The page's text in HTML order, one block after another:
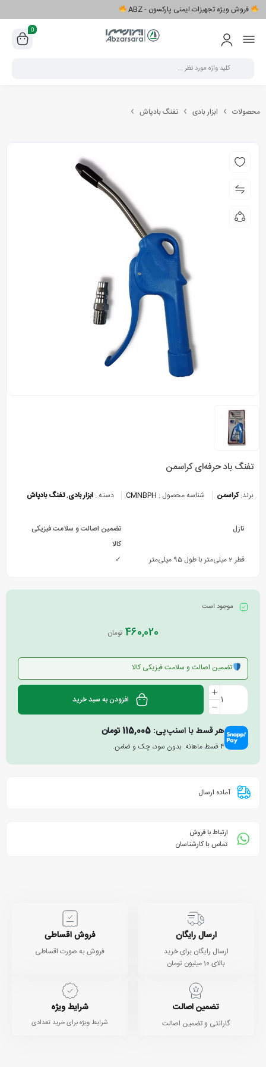
فروش ویژه تجهیزات ایمنی پارکسون - ABZ
0
محصولات ابزار بادی تفنگ بادپاش
تفنگ باد حرفه‌ای کراسمن
برند:کراسمن شناسه محصول : CMNBPH دسته : ابزار بادی,تفنگ بادپاش
نازل
قطر 2 میلی‌متر با طول 95 میلی‌متر
تضمین اصالت و سلامت فیزیکی
کالا
✓
موجود است
460,020 تومان
تضمین اصالت و سلامت فیزیکی کالا
افزودن به سبد خرید
هر قسط با اسنپ‌پی: 115,005تومان
۴ قسط ماهانه. بدون سود، چک و ضامن.
آماده ارسال
ارتباط با فروش
تماس با کارشناسان
ارسال رایگان
ارسال رایگان برای خرید
بالای 10 میلیون تومان
فروش اقساطی
فروش به صورت اقساطی
تضمین اصالت
گارانتی و تضمین اصالت
شرایط ویژه
شرایط ویژه برای خرید تعدادی